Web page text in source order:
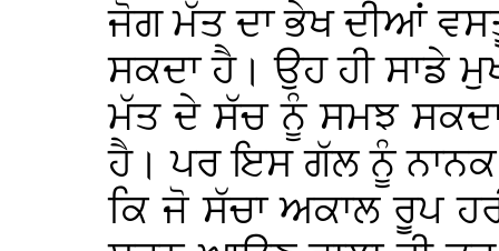
ਜੋਗ ਮੱਤ ਦਾ ਭੇਖ ਦੀਆਂ
ਸਕਦਾ ਹੈ। ਉਹ ਹੀ ਸਾਡੇ
ਮੱਤ ਦੇ ਸੱਚ ਨੂੰ ਸਮਝ
ਹੈ। ਪਰ ਇਸ ਗੱਲ ਨੂੰ
ਕਿ ਜੋ ਸੱਚਾ ਅਕਾਲ ਰੂਪ